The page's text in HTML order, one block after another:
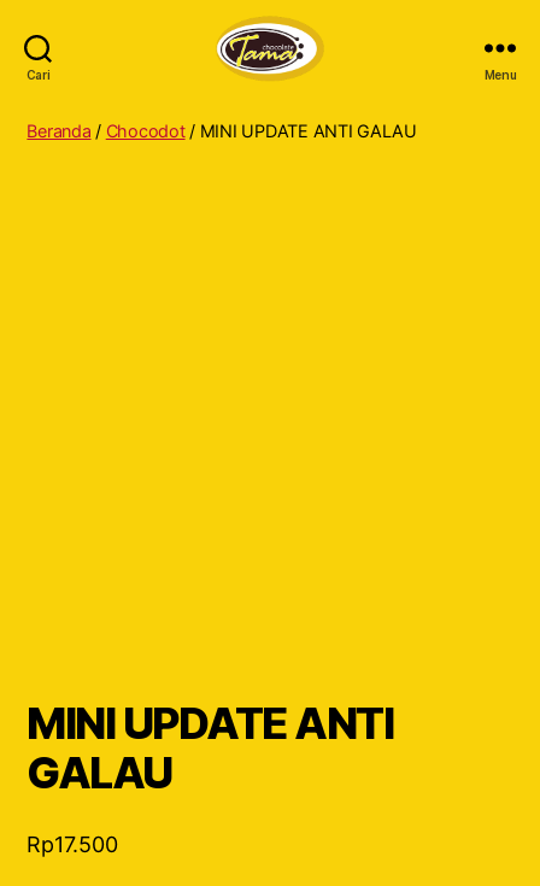
Cari
Cokelat
Menu
Beranda / Chocodot/ MINI UPDATE ANTI GALAU
MINI UPDATE ANTI
GALAU
Rp17.500